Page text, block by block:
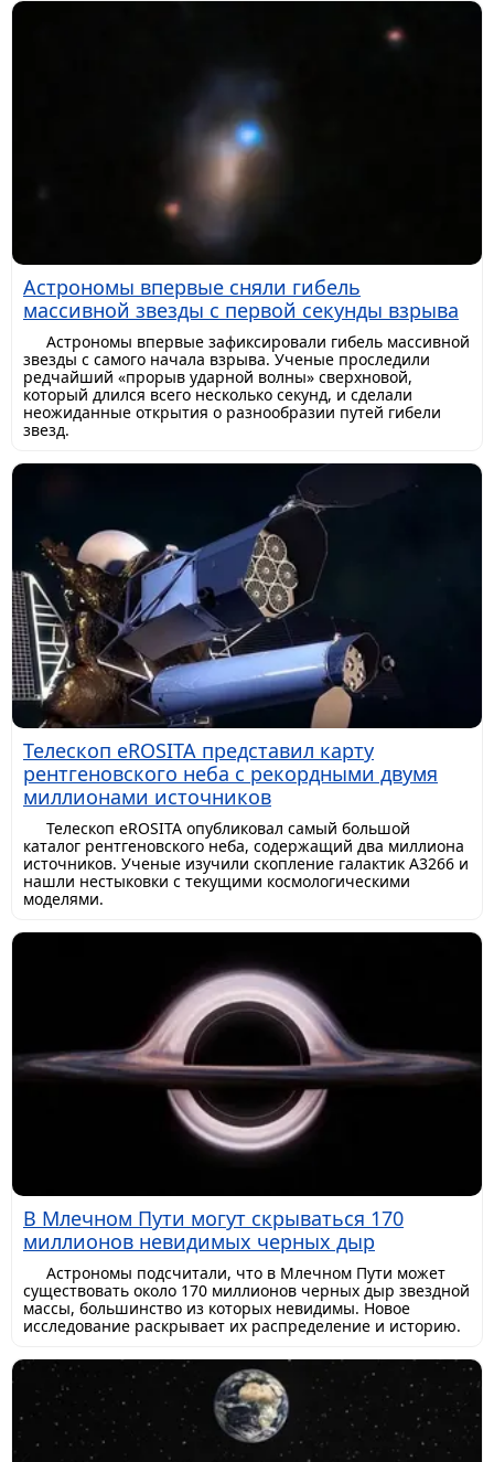
Астрономы впервые сняли гибель
массивной звезды с первой секунды взрыва
Астрономы впервые зафиксировали гибель массивной
звезды с самого начала взрыва. Ученые проследили
редчайший «прорыв ударной волны» сверхновой,
который длился всего несколько секунд, и сделали
неожиданные открытия о разнообразии путей гибели
звезд.
Телескоп eROSITA представил карту
рентгеновского неба с рекордными двумя
миллионами источников
Телескоп eROSITA опубликовал самый большой
каталог рентгеновского неба, содержащий два миллиона
источников. Ученые изучили скопление галактик A3266 и
нашли нестыковки с текущими космологическими
моделями.
В Млечном Пути могут скрываться 170
миллионов невидимых черных дыр
Астрономы подсчитали, что в Млечном Пути может
существовать около 170 миллионов черных дыр звездной
массы, большинство из которых невидимы. Новое
исследование раскрывает их распределение и историю.